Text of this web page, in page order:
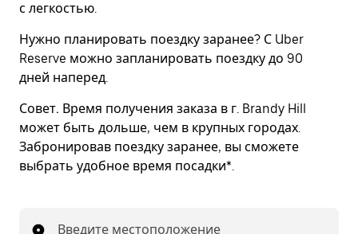
с легкостью.
Нужно планировать поездку заранее? С Uber
Reserve можно запланировать поездку до 90
дней наперед.
Совет. Время получения заказа в г. Brandy Hill
может быть дольше, чем в крупных городах.
Забронировав поездку заранее, вы сможете
выбрать удобное время посадки*.
Введите местоположение